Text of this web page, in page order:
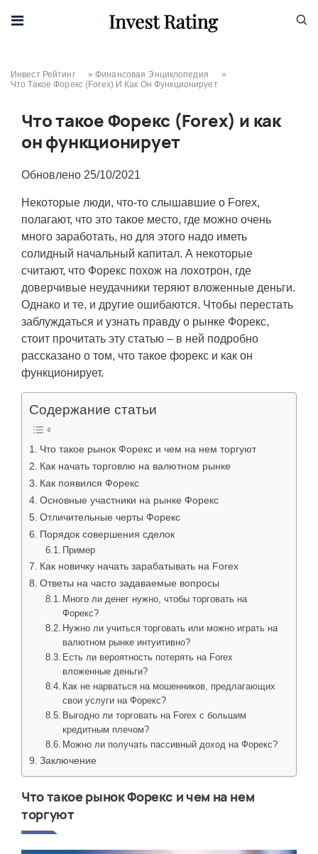
Инвест Рейтинг »Финансовая Энциклопедия
»
Что Такое Форекс (Forex) И Как Он Функционирует
Что такое Форекс (Forex) и как
он функционирует
Обновлено 25/10/2021
Некоторые люди, что-то слышавшие о Forex,
полагают, что это такое место, где можно очень
много заработать, но для этого надо иметь
солидный начальный капитал. А некоторые
считают, что Форекс похож на лохотрон, где
доверчивые неудачники теряют вложенные деньги.
Однако и те, и другие ошибаются. Чтобы перестать
заблуждаться и узнать правду о рынке Форекс,
стоит прочитать эту статью – в ней подробно
рассказано о том, что такое форекс и как он
функционирует.
Содержание статьи
Что такое рынок Форекс и чем на нем торгуют
Как начать торговлю на валютном рынке
Как появился Форекс
Основные участники на рынке Форекс
Отличительные черты Форекс
Порядок совершения сделок
Пример
Как новичку начать зарабатывать на Forex
Ответы на часто задаваемые вопросы
Много ли денег нужно, чтобы торговать на
Форекс?
Нужно ли учиться торговать или можно играть на
валютном рынке интуитивно?
Есть ли вероятность потерять на Forex
вложенные деньги?
Как не нарваться на мошенников, предлагающих
свои услуги на Форекс?
Выгодно ли торговать на Forex с большим
кредитным плечом?
Можно ли получать пассивный доход на Форекс?
Заключение
Что такое рынок Форекс и чем на нем
торгуют